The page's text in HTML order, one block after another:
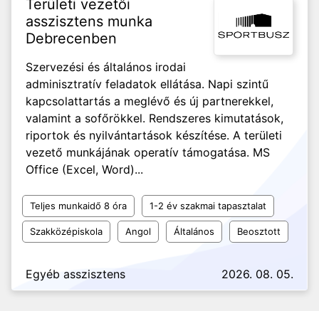
Területi vezetői
asszisztens munka
Debrecenben
Szervezési és általános irodai
adminisztratív feladatok ellátása. Napi szintű
kapcsolattartás a meglévő és új partnerekkel,
valamint a sofőrökkel. Rendszeres kimutatások,
riportok és nyilvántartások készítése. A területi
vezető munkájának operatív támogatása. MS
Office (Excel, Word)...
Teljes munkaidő 8 óra 1-2 év szakmai tapasztalat
Szakközépiskola Angol Általános Beosztott
Egyéb asszisztens 2026. 08. 05.